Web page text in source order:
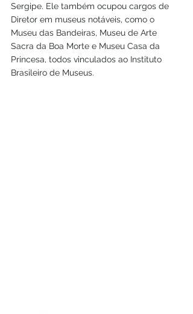
Sergipe. Ele também ocupou cargos de
Diretor em museus notáveis, como o
Museu das Bandeiras, Museu de Arte
Sacra da Boa Morte e Museu Casa da
Princesa, todos vinculados ao Instituto
Brasileiro de Museus.